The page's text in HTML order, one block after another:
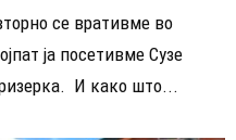
се вративме во
ја посетивме Сузе
И како што...